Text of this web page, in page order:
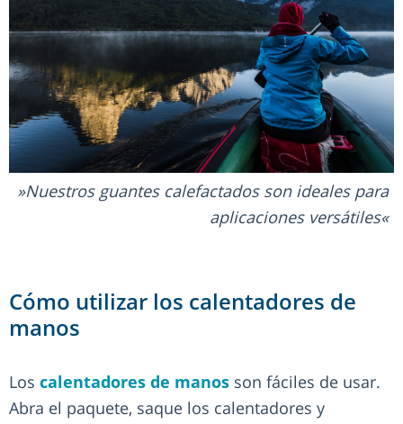
Nuestros guantes calefactados son ideales para
aplicaciones versátiles
Cómo utilizar los calentadores de
manos
Los calentadores de manos son fáciles de usar.
Abra el paquete, saque los calentadores y